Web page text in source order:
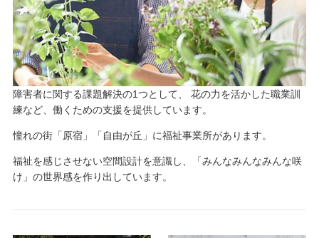
障害者に関する課題解決の1つとして、 花の力を活かした職業訓
練など、働くための支援を提供しています。
憧れの街「原宿」「自由が丘」に福祉事業所があります。
福祉を感じさせない空間設計を意識し、「みんなみんなみんな咲
け」の世界感を作り出しています。